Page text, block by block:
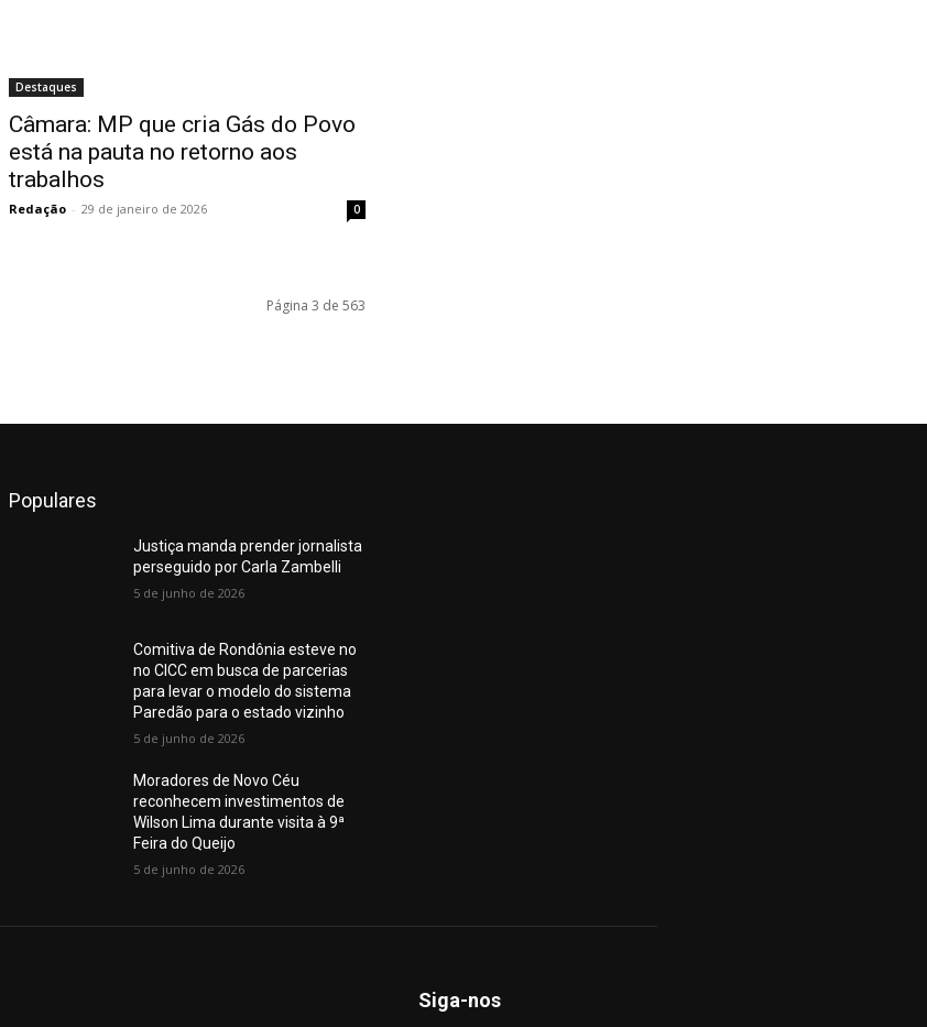
Destaques
Câmara: MP que cria Gás do Povo
está na pauta no retorno aos
trabalhos
Redação - 29 de janeiro de 2026 0
Página 3 de 563
Populares
Justiça manda prender jornalista
perseguido por Carla Zambelli
5 de junho de 2026
Comitiva de Rondônia esteve no
no CICC em busca de parcerias
para levar o modelo do sistema
Paredão para o estado vizinho
5 de junho de 2026
Moradores de Novo Céu
reconhecem investimentos de
Wilson Lima durante visita à 9ª
Feira do Queijo
5 de junho de 2026
Siga-nos